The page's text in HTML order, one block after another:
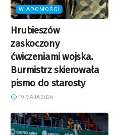
WIADOMOŚCI
Hrubieszów
zaskoczony
ćwiczeniami wojska.
Burmistrz skierowała
pismo do starosty
19 MAJA 2026